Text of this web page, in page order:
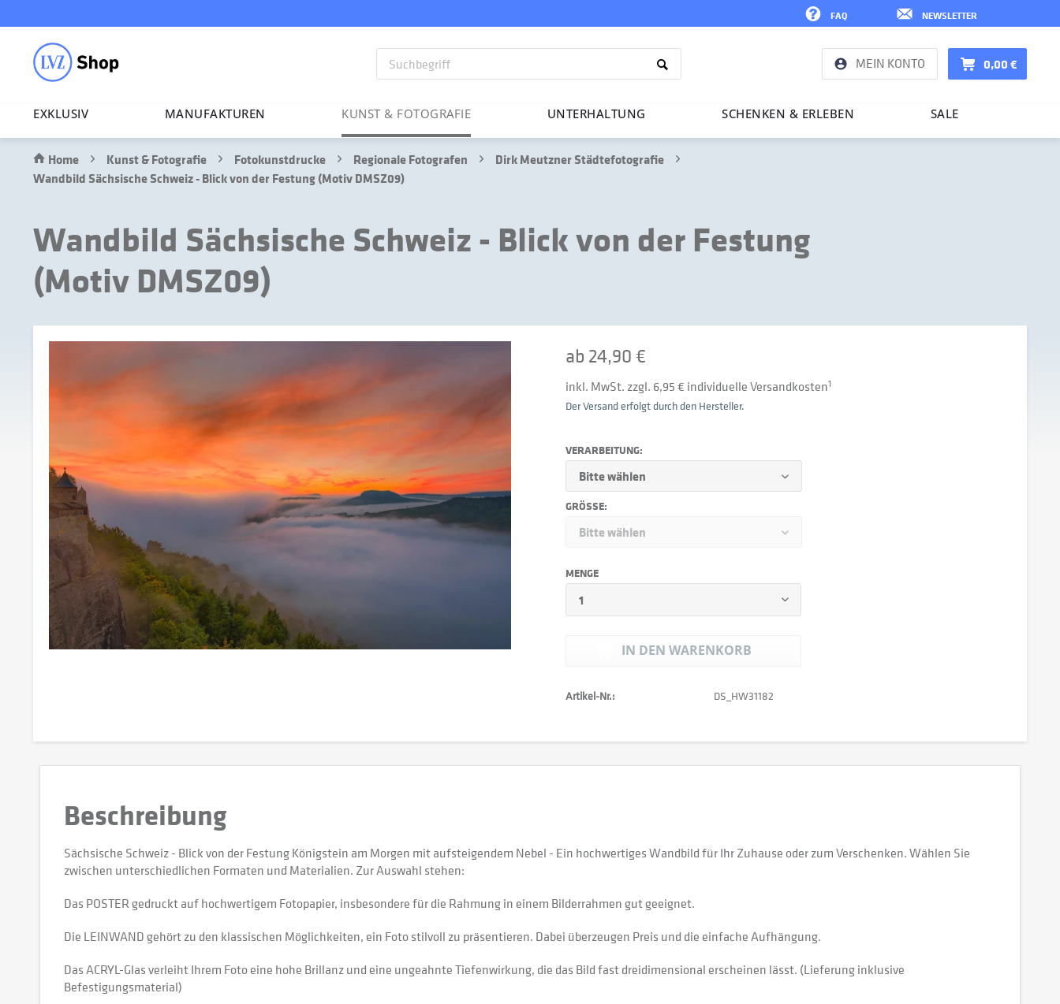
NEWSLETTER
FAQ
MEIN KONTO 0,00 €
EXKLUSIV MANU­FAK­TUREN KUNST & FOTO­GRAFIE UNTER­HAL­TUNG SCHENKEN & ERLEBEN SALE
Home Kunst & Fotografie Fotokunstdrucke Regionale Fotografen
Dirk Meutzner Städtefotografie
Wandbild Sächsische Schweiz - Blick von der Festung (Motiv DMSZ09)
Wandbild Sächsische Schweiz - Blick von der Festung
(Motiv DMSZ09)
ab 24,90 €
inkl. MwSt. zzgl. 6,95 € individuelle Versandkosten1
Der Versand erfolgt durch den Hersteller.
VERARBEITUNG:
GRÖSSE:
MENGE
IN DEN WARENKORB
Artikel-Nr.: DS_HW31182
Beschreibung
Sächsische Schweiz - Blick von der Festung Königstein am Morgen mit aufsteigendem Nebel - Ein hochwertiges Wandbild für Ihr Zuhause oder zum Verschenken. Wählen Sie
zwischen unterschiedlichen Formaten und Materialien. Zur Auswahl stehen:
Das POSTER gedruckt auf hochwertigem Fotopapier, insbesondere für die Rahmung in einem Bilderrahmen gut geeignet.
Die LEINWAND gehört zu den klassischen Möglichkeiten, ein Foto stilvoll zu präsentieren. Dabei überzeugen Preis und die einfache Aufhängung.
Das ACRYL-Glas verleiht Ihrem Foto eine hohe Brillanz und eine ungeahnte Tiefenwirkung, die das Bild fast dreidimensional erscheinen lässt. (Lieferung inklusive
Befestigungsmaterial)